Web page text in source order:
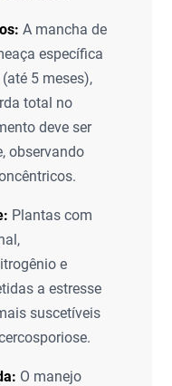
A mancha de
específica
5 meses),
total no
deve ser
observando
Plantas com
e
a estresse
suscetíveis
O manejo